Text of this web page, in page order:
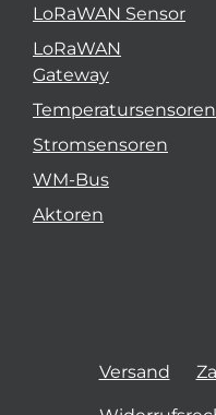
LoRaWAN Sensor
LoRaWAN
Gateway
Temperatursensoren
Stromsensoren
WM-Bus
Aktoren
Versand